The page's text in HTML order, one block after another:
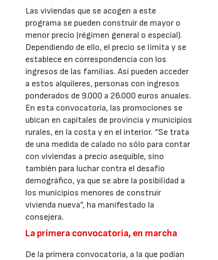
Las viviendas que se acogen a este
programa se pueden construir de mayor o
menor precio (régimen general o especial).
Dependiendo de ello, el precio se limita y se
establece en correspondencia con los
ingresos de las familias. Así pueden acceder
a estos alquileres, personas con ingresos
ponderados de 9.000 a 26.000 euros anuales.
En esta convocatoria, las promociones se
ubican en capitales de provincia y municipios
rurales, en la costa y en el interior. “Se trata
de una medida de calado no sólo para contar
con viviendas a precio asequible, sino
también para luchar contra el desafío
demográfico, ya que se abre la posibilidad a
los municipios menores de construir
vivienda nueva”, ha manifestado la
consejera.
La primera convocatoria, en marcha
De la primera convocatoria, a la que podían